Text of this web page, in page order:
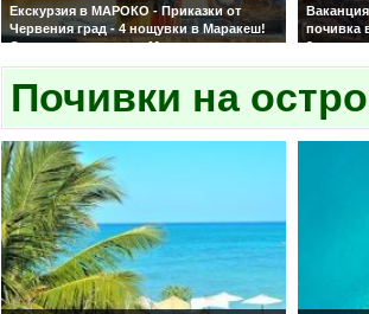
Екскурзия в МАРОКО - Приказки от
Червения град - 4 нощувки в Маракеш!
С директен полет до Маракеш и
обслужване на български език! Ранни
записвания!
почивка
2
Агадир
самолет
език!
Почивки на